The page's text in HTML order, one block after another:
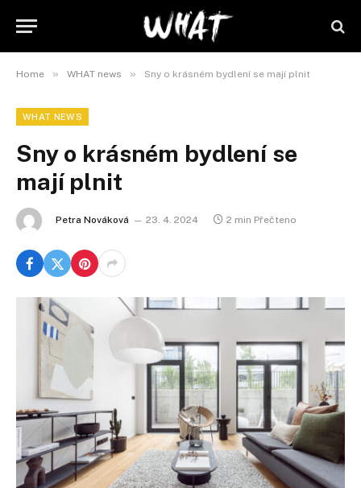
Home » WHAT news » Sny o krásném bydlení se mají plnit
WHAT NEWS
Sny o krásném bydlení se
mají plnit
Petra Nováková 23. 4. 2024 2 min Přečteno